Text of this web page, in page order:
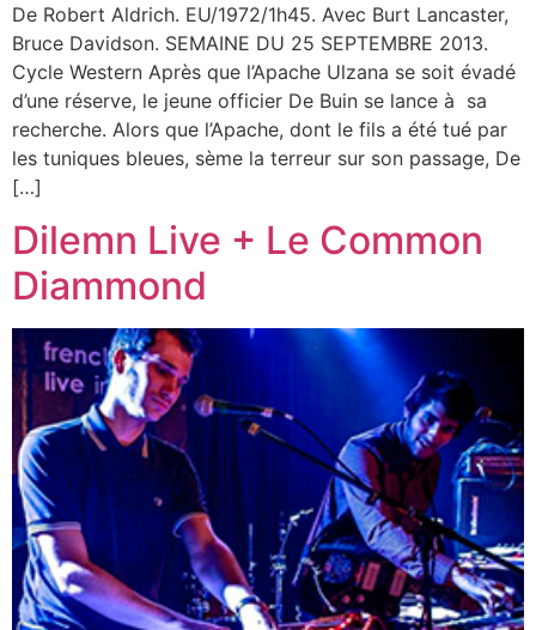
De Robert Aldrich. EU/1972/1h45. Avec Burt Lancaster,
Bruce Davidson. SEMAINE DU 25 SEPTEMBRE 2013.
Cycle Western Après que l’Apache Ulzana se soit évadé
d’une réserve, le jeune officier De Buin se lance à sa
recherche. Alors que l’Apache, dont le fils a été tué par
les tuniques bleues, sème la terreur sur son passage, De
[…]
Dilemn Live + Le Common
Diammond